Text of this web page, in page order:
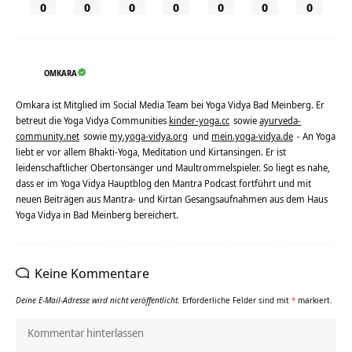
0 0 0 0 0 0 0
OMKARA
Omkara ist Mitglied im Social Media Team bei Yoga Vidya Bad Meinberg. Er
betreut die Yoga Vidya Communities kinder-yoga.cc sowieayurveda-
community.net sowie my.yoga-vidya.org und mein.yoga-vidya.de - An Yoga
liebt er vor allem Bhakti-Yoga, Meditation und Kirtansingen. Er ist
leidenschaftlicher Obertonsänger und Maultrommelspieler. So liegt es nahe,
dass er im Yoga Vidya Hauptblog den Mantra Podcast fortführt und mit
neuen Beiträgen aus Mantra- und Kirtan Gesangsaufnahmen aus dem Haus
Yoga Vidya in Bad Meinberg bereichert.
Keine Kommentare
Deine E-Mail-Adresse wird nicht veröffentlicht. Erforderliche Felder sind mit * markiert.